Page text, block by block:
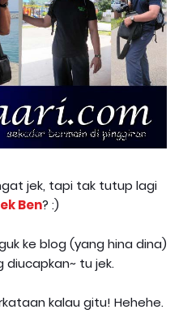
jek, tapi tak tutup lagi
Ben? :)
ke blog (yang hina dina)
tu jek.
kalau gitu! Hehehe.